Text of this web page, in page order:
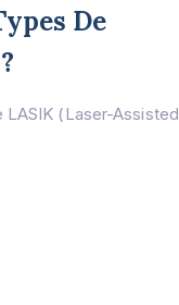
De
(Laser-Assisted